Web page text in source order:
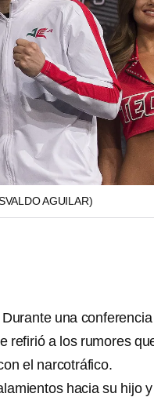
AGUILAR)
una
refirió a los rumores
el narcotráfico.
hacia su hijo y